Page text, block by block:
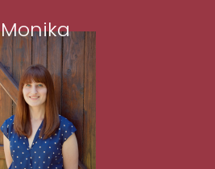
Monika